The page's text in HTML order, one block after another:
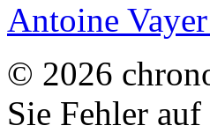
Antoine
© 2026
Sie Fehler